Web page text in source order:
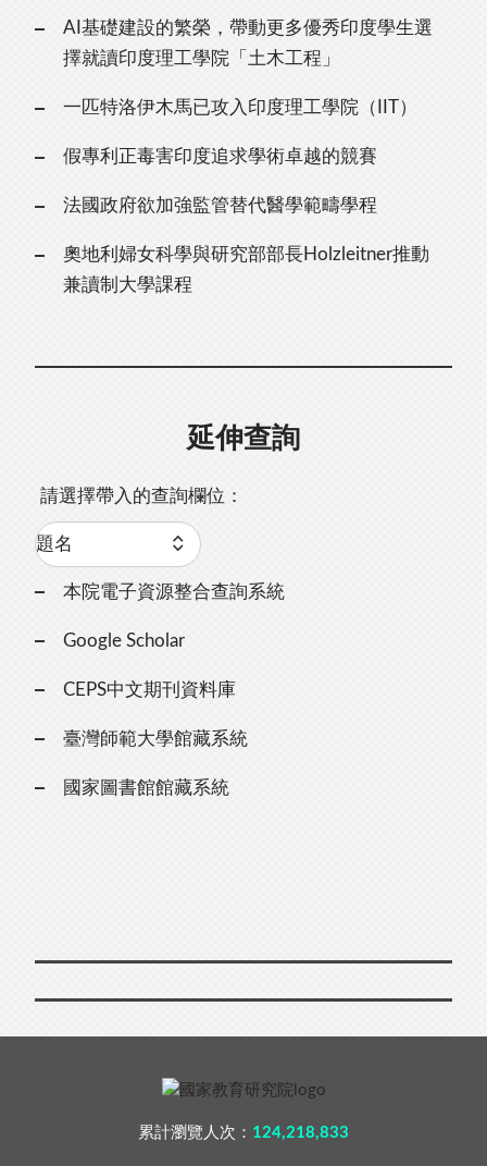
AI基礎建設的繁榮，帶動更多優秀印度學生選
擇就讀印度理工學院「土木工程」
一匹特洛伊木馬已攻入印度理工學院（IIT）
假專利正毒害印度追求學術卓越的競賽
法國政府欲加強監管替代醫學範疇學程
奧地利婦女科學與研究部部長Holzleitner推動
兼讀制大學課程
延伸查詢
請選擇帶入的查詢欄位：
本院電子資源整合查詢系統
Google Scholar
CEPS中文期刊資料庫
臺灣師範大學館藏系統
國家圖書館館藏系統
累計瀏覽人次： 124,218,833